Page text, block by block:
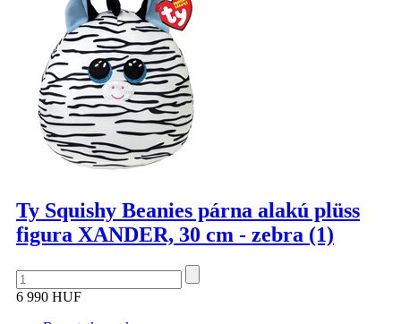
Ty Squishy Beanies párna alakú plüss
figura XANDER, 30 cm - zebra (1)
6 990 HUF